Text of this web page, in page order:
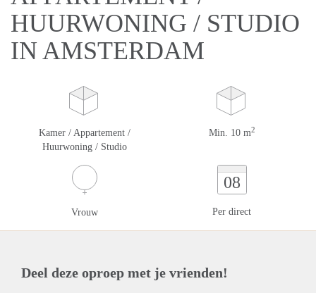
HUURWONING / STUDIO
IN AMSTERDAM
Kamer / Appartement /
Huurwoning / Studio
Min. 10 m2
Vrouw
08
Per direct
Deel deze oproep met je vrienden!